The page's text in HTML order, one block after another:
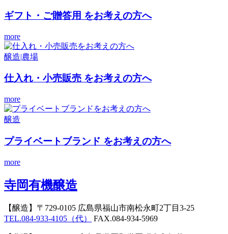
ギフト・ご贈答用 をお考えの方へ
more
醸造|農場
仕入れ・小売販売 をお考えの方へ
more
醸造
プライベートブランド をお考えの方へ
more
寺岡有機醸造
【醸造】 〒729-0105 広島県福山市南松永町2丁目3-25
TEL.084-933-4105（代）
FAX.084-934-5969